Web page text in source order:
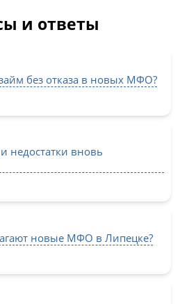
и ответы
без отказа в новых МФО?
недостатки вновь
новые МФО в Липецке?